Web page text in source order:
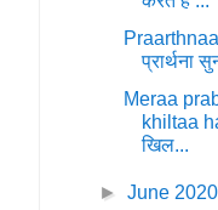
प्रार्थना
Meraa
khiltaa
खिल...
►June 2020